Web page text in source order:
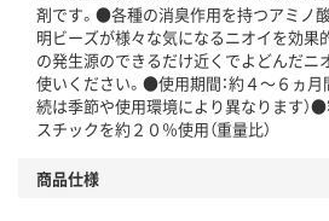
剤です。●各種の消臭作用を持つアミノ
明ビーズが様々な気になるニオイを効果
の発生源のできるだけ近くでよどんだニ
使いください。●使用期間：約４～６ヵ月
続は季節や使用環境により異なります）
スチックを約２０％使用（重量比）
商品仕様